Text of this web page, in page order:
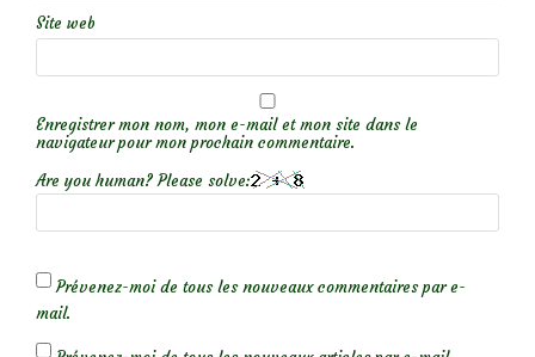
Site web
Enregistrer mon nom, mon e-mail et mon site dans le
navigateur pour mon prochain commentaire.
Are you human? Please solve:
Prévenez-moi de tous les nouveaux commentaires par e-
mail.